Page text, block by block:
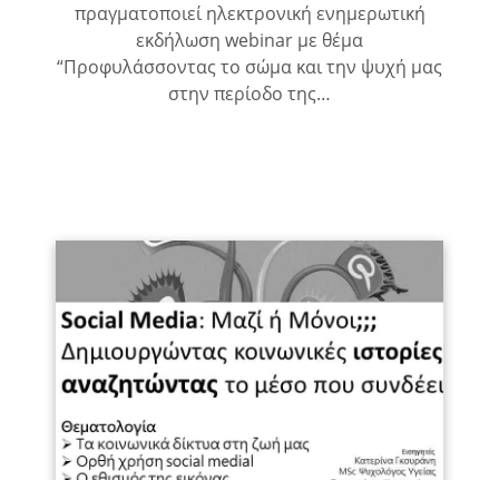
πραγματοποιεί ηλεκτρονική ενημερωτική
εκδήλωση webinar με θέμα
“Προφυλάσσοντας το σώμα και την ψυχή μας
στην περίοδο της…